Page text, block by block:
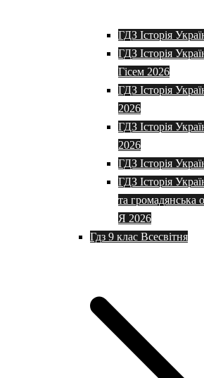
ГДЗ Історія
ГДЗ Історія
Гісем 2026
ГДЗ Історія
2026
ГДЗ Історія
2026
ГДЗ Історія
ГДЗ Історія
та громадянська
Я 2026
Гдз 9 клас Всесвітня